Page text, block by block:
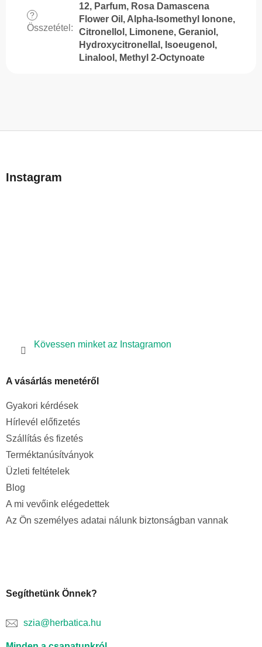
?
Összetétel :
12, Parfum, Rosa Damascena
Flower Oil, Alpha-Isomethyl Ionone,
Citronellol, Limonene, Geraniol,
Hydroxycitronellal, Isoeugenol,
Linalool, Methyl 2-Octynoate
Instagram
Kövessen minket az Instagramon
A vásárlás menetéről
Gyakori kérdések
Hírlevél előfizetés
Szállítás és fizetés
Terméktanúsítványok
Üzleti feltételek
Blog
A mi vevőink elégedettek
Az Ön személyes adatai nálunk biztonságban vannak
Segíthetünk Önnek?
szia@herbatica.hu